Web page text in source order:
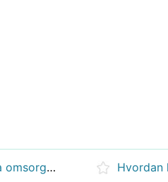
Forskrift for North Carolina omsorgsboliger Hvordan